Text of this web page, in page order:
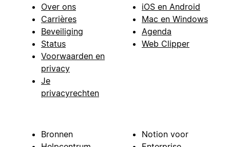
Over ons
Carrières
Beveiliging
Status
Voorwaarden en
privacy
Je
privacyrechten
iOS en Android
Mac en Windows
Agenda
Web Clipper
Bronnen
Notion voor